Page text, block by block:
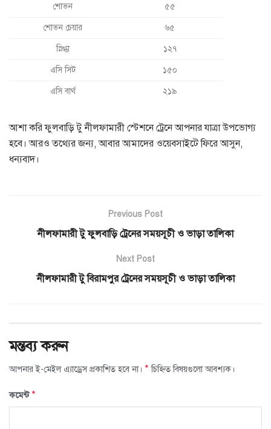
শোভন ৫৫
শোভন চেয়ার ৬৫
স্নিগ্ধা ১২৭
এসি সিট ১৫০
এসি বার্থ ২১৯
আশা করি ফুলবাড়ি টু নীলফামারী স্টেশনে ট্রেনে আপনার যাত্রা উপভোগ্য
হবে। আরও তথ্যের জন্য, আবার আমাদের ওয়েবসাইটে ফিরে আসুন,
ধন্যবাদ।
Previous Post
নীলফামারী টু ফুলবাড়ি ট্রেনের সময়সূচী ও ভাড়া তালিকা
Next Post
নীলফামারী টু বিরামপুর ট্রেনের সময়সূচী ও ভাড়া তালিকা
মন্তব্য করুন
আপনার ই-মেইল এ্যাড্রেস প্রকাশিত হবে না। * চিহ্নিত বিষয়গুলো আবশ্যক।
কমেন্ট*